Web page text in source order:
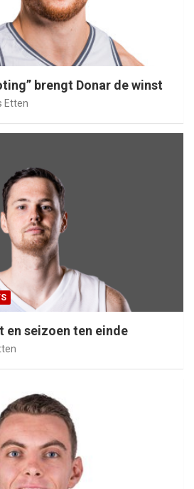
brengt Donar de winst
Etten
en seizoen ten einde